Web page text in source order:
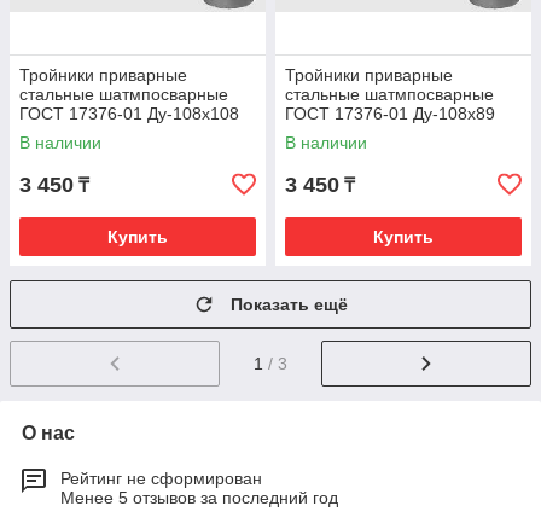
Тройники приварные
стальные шатмпосварные
ГОСТ 17376-01 Ду-108х108
В наличии
3 450 ₸
Купить
Тройники приварные
стальные шатмпосварные
ГОСТ 17376-01 Ду-108х89
В наличии
3 450 ₸
Купить
Показать ещё
1 / 3
О нас
Рейтинг не сформирован
Менее 5 отзывов за последний год